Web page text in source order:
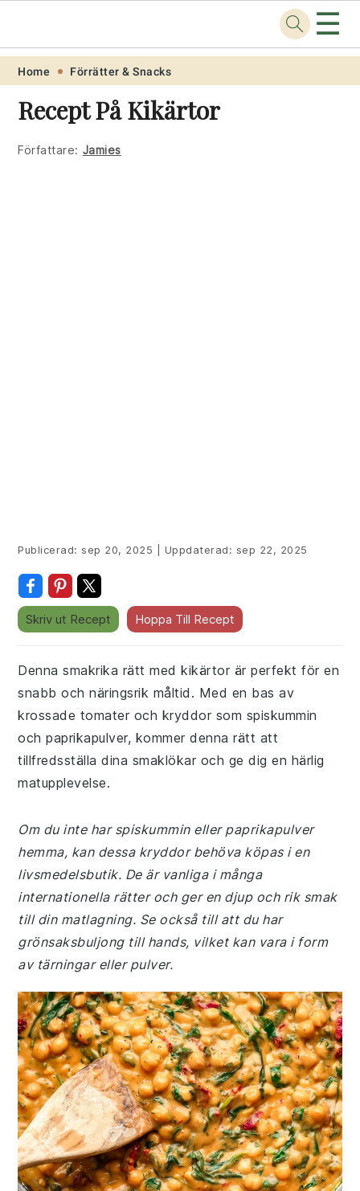
Skip
primary
navigation
Skip
main
content
Skip
primary
sidebar
Skip
footer
Recept.one ☰
Home Förrätter & Snacks
Recept På Kikärtor
Författare: Jamies
Publicerad:sep 20, 2025 Uppdaterad: sep 22, 2025
Skriv ut Recept Hoppa Till Recept
Denna smakrika rätt med kikärtor är perfekt för en
snabb och näringsrik måltid. Med en bas av
krossade tomater och kryddor som spiskummin
och paprikapulver, kommer denna rätt att
tillfredsställa dina smaklökar och ge dig en härlig
matupplevelse.
Om du inte har spiskummin eller paprikapulver
hemma, kan dessa kryddor behöva köpas i en
livsmedelsbutik. De är vanliga i många
internationella rätter och ger en djup och rik smak
till din matlagning. Se också till att du har
grönsaksbuljong till hands, vilket kan vara i form
av tärningar eller pulver.